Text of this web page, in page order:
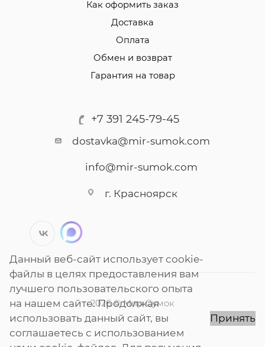
Как оформить заказ
Доставка
Оплата
Обмен и возврат
Гарантия на товар
+7 391 245-79-45
dostavka@mir-sumok.com
info@mir-sumok.com
г. Красноярск
2026 © Мир Сумок
Данный веб-сайт использует cookie-
файлы в целях предоставления вам
лучшего пользовательского опыта
на нашем сайте. Продолжая
использовать данный сайт, вы
соглашаетесь с использованием
Принять